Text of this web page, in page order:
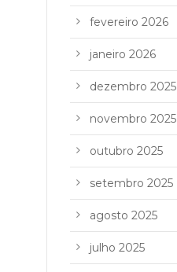
fevereiro 2026
janeiro 2026
dezembro 2025
novembro 2025
outubro 2025
setembro 2025
agosto 2025
julho 2025